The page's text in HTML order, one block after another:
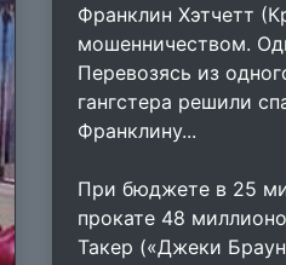
Франклин Хэтчетт
мошенничеством.
Перевозясь из
гангстера решили
Франклину...
При бюджете в 25
прокате 48
Такер («Джеки